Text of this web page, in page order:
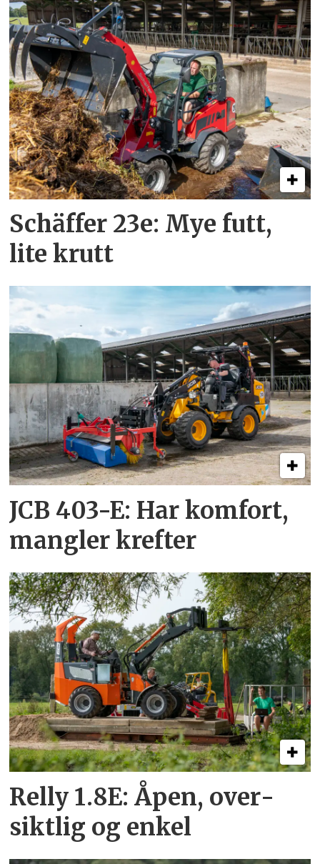
Schäffer 23e: Mye futt,
lite krutt
JCB 403-E: Har komfort,
mangler krefter
Relly 1.8E: Åpen, over­
siktlig og enkel